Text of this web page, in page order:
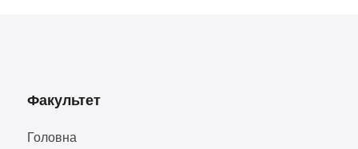
Факультет
Головна